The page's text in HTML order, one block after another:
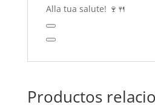
Alla tua salute! 🍷🍴
Productos